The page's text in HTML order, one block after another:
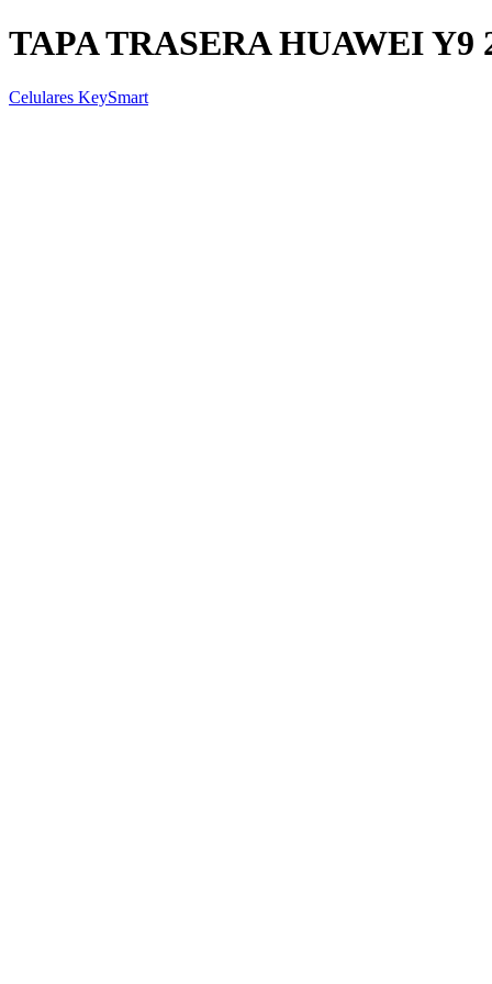
TAPA TRASERA HUAWEI Y9
Celulares KeySmart